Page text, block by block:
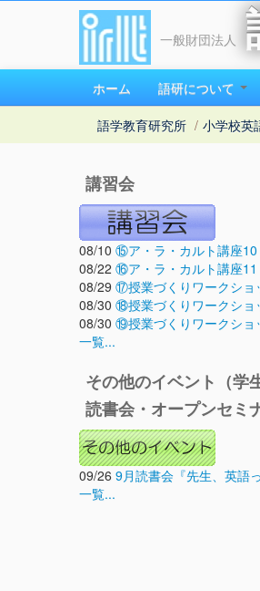
一般財団法人
ホーム 語研について
語学教育研究所 / 小学校英
講習会
08/10 ⑮ア・ラ・カルト講座10
08/22 ⑯ア・ラ・カルト講座11
08/29 ⑰授業づくりワークショ
08/30 ⑱授業づくりワークショ
08/30 ⑲授業づくりワークショ
一覧...
その他のイベント（学
読書会・オープンセミ
09/26 9月読書会『先生、英語
一覧...